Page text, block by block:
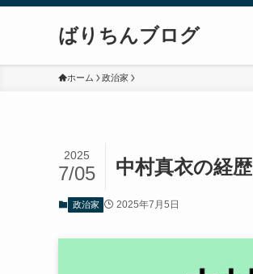
ばりちんブログ
ホーム 政治家
中村真衣の経
2025
7/05
政治家 2025年7月5日